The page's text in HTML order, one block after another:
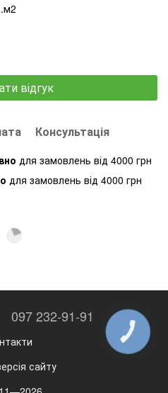
відгук
Консультація
для замовлень від 4000 грн
для замовлень від 4000 грн
097 232-91-91
сайту
КНОПКА
ЗВ'ЯЗКУ